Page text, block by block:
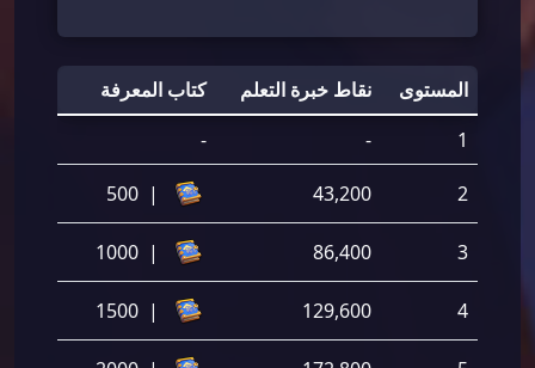
المستوى نقاط خبرة التعلم
كتاب المعرفة
1
-
-
2
43,200
|
500
3
86,400
|
1000
4
129,600
|
1500